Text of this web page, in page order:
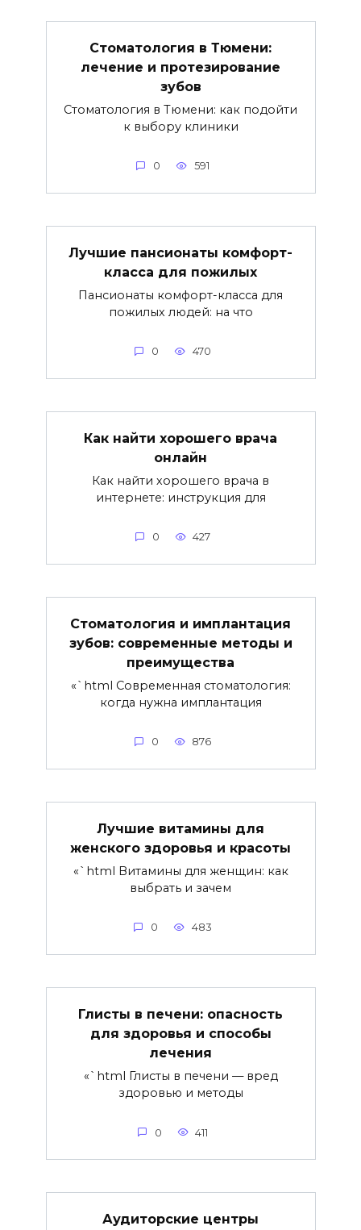
Стоматология в Тюмени:
лечение и протезирование
зубов
Стоматология в Тюмени: как подойти
к выбору клиники
0 591
Лучшие пансионаты комфорт-
класса для пожилых
Пансионаты комфорт-класса для
пожилых людей: на что
0 470
Как найти хорошего врача
онлайн
Как найти хорошего врача в
интернете: инструкция для
0 427
Стоматология и имплантация
зубов: современные методы и
преимущества
«`html Современная стоматология:
когда нужна имплантация
0 876
Лучшие витамины для
женского здоровья и красоты
«`html Витамины для женщин: как
выбрать и зачем
0 483
Глисты в печени: опасность
для здоровья и способы
лечения
«`html Глисты в печени — вред
здоровью и методы
0 411
Аудиторские центры